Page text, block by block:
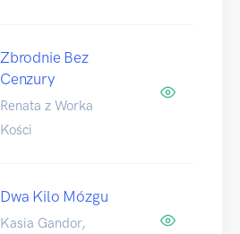
Zbrodnie Bez
Cenzury
Renata z Worka
Kości
Dwa Kilo Mózgu
Kasia Gandor,